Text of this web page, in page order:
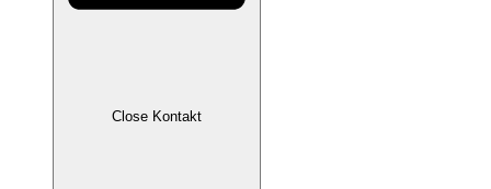
Close Kontakt